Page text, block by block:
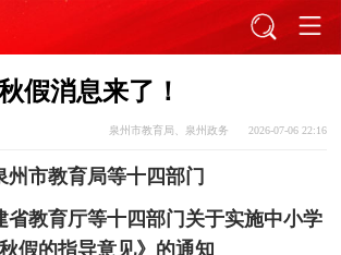
假消息来了！
泉州市教育局、泉州政务 2026-07-06 22:16
州市教育局等十四部门
省教育厅等十四部门关于实施中小学
假的指导意见》的通知